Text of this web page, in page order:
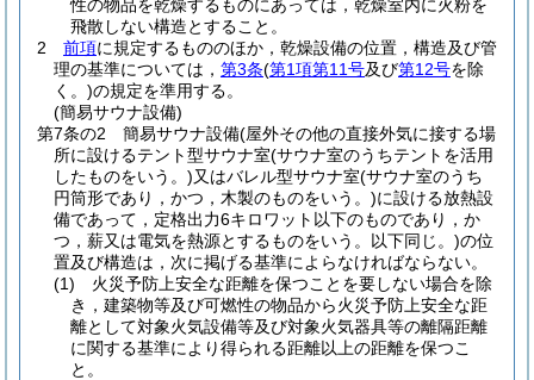
性の物品を乾燥するものにあっては，乾燥室内に火粉を
飛散しない構造とすること。
2
前項に規定するもののほか，乾燥設備の位置，構造及び管
理の基準については， 第3条(第1項第11号及び第12号を除
く。)の規定を準用する。
(簡易サウナ設備)
第7条の2
簡易サウナ設備(屋外その他の直接外気に接する場
所に設けるテント型サウナ室(サウナ室のうちテントを活用
したものをいう。)又はバレル型サウナ室(サウナ室のうち
円筒形であり，かつ，木製のものをいう。)に設ける放熱設
備であって，定格出力6キロワット以下のものであり，か
つ，薪又は電気を熱源とするものをいう。以下同じ。)の位
置及び構造は，次に掲げる基準によらなければならない。
(1)
火災予防上安全な距離を保つことを要しない場合を除
き，建築物等及び可燃性の物品から火災予防上安全な距
離として対象火気設備等及び対象火気器具等の離隔距離
に関する基準により得られる距離以上の距離を保つこ
と。